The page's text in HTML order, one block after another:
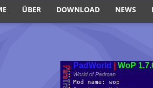
ÜBER DOWNLOAD NEWS